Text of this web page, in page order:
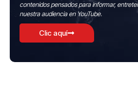
contenidos pensados para informar,
nuestra audiencia en YouTube.
Clic aquí